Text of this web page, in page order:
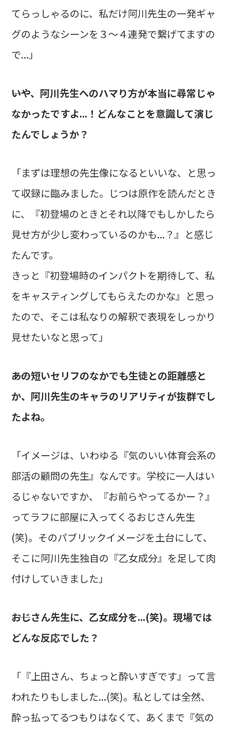
てらっしゃるのに、私だけ阿川先生の一発ギャ
グのようなシーンを３～４連発で繋げてますの
で...」
――いや、阿川先生へのハマり方が本当に尋常じゃ
なかったですよ...！どんなことを意識して演じ
たんでしょうか？
「まずは理想の先生像になるといいな、と思っ
て収録に臨みました。じつは原作を読んだとき
に、『初登場のときとそれ以降でもしかしたら
見せ方が少し変わっているのかも...？』と感じ
たんです。
きっと『初登場時のインパクトを期待して、私
をキャスティングしてもらえたのかな』と思っ
たので、そこは私なりの解釈で表現をしっかり
見せたいなと思って」
――あの短いセリフのなかでも生徒との距離感と
か、阿川先生のキャラのリアリティが抜群でし
たよね。
「イメージは、いわゆる『気のいい体育会系の
部活の顧問の先生』なんです。学校に一人はい
るじゃないですか、『お前らやってるかー？』
ってラフに部屋に入ってくるおじさん先生
(笑)。そのパブリックイメージを土台にして、
そこに阿川先生独自の『乙女成分』を足して肉
付けしていきました」
――おじさん先生に、乙女成分を...(笑)。現場では
どんな反応でした？
「『上田さん、ちょっと酔いすぎです』って言
われたりもしました...(笑)。私としては全然、
酔っ払ってるつもりはなくて、あくまで『気の